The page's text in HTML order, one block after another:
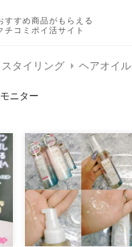
すすめ商品がもらえる
チコミポイ活サイト
タイリング ヘアオイル
ニター